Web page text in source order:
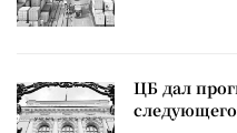
ЦБ дал